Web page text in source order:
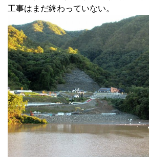
工事はまだ終わっていない。